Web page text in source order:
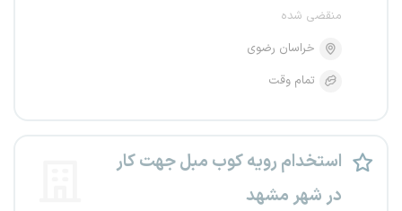
منقضی شده
خراسان رضوی
تمام وقت
استخدام رویه کوب مبل جهت کار
در شهر مشهد